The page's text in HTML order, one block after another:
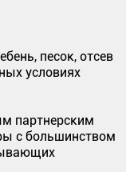
песок, отсев
условиях
партнерским
с большинством